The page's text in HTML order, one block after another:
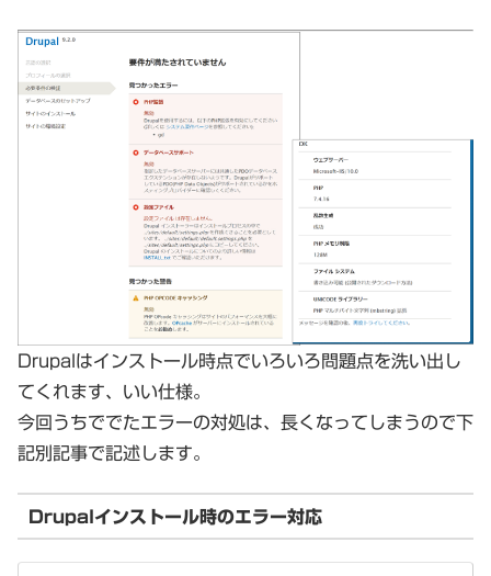
Drupalはインストール時点でいろいろ問題点を洗い出し
てくれます、いい仕様。
今回うちででたエラーの対処は、長くなってしまうので下
記別記事で記述します。
Drupalインストール時のエラー対応